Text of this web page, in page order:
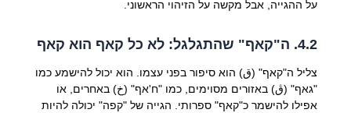
על ההגייה, אבל מקשה על הזיהוי הראשוני.
4.2. ה"קאף" שהתגלגל: לא כל קאף הוא קאף
צליל ה"קאף" (ق) הוא סיפור בפני עצמו. הוא יכול להישמע כמו
"גאף" (ڨ) באזורים מסוימים, כמו "ח'אף" (خ) באחרים, או
אפילו להישמר כ"קאף" ספרותי. הגייה של "קפה" יכולה להיות